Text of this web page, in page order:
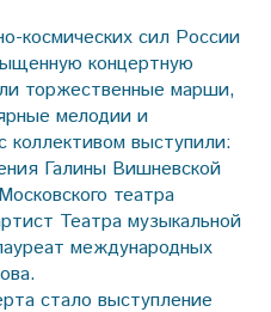
космических сил России
концертную
торжественные марши,
мелодии и
коллективом выступили:
Галины Вишневской
театра
Театра музыкальной
международных
стало выступление